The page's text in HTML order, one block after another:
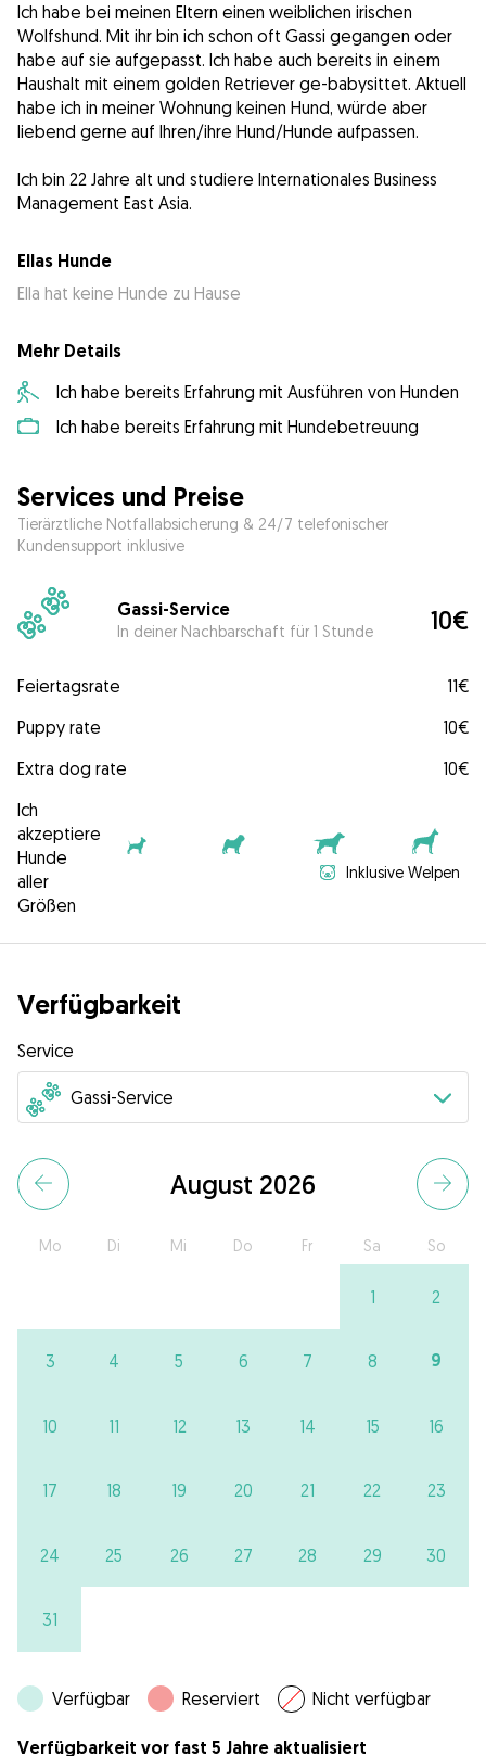
Ich habe bei meinen Eltern einen weiblichen irischen
Wolfshund. Mit ihr bin ich schon oft Gassi gegangen oder
habe auf sie aufgepasst. Ich habe auch bereits in einem
Haushalt mit einem golden Retriever ge-babysittet. Aktuell
habe ich in meiner Wohnung keinen Hund, würde aber
liebend gerne auf Ihren/ihre Hund/Hunde aufpassen.
Ich bin 22 Jahre alt und studiere Internationales Business
Management East Asia.
Ellas Hunde
Ella hat keine Hunde zu Hause
Mehr Details
Ich habe bereits Erfahrung mit Ausführen von Hunden
Ich habe bereits Erfahrung mit Hundebetreuung
Services und Preise
Tierärztliche Notfallabsicherung & 24/7 telefonischer
Kundensupport inklusive
Gassi-Service
In deiner Nachbarschaft für 1 Stunde 10€
Feiertagsrate
11€
Puppy rate
10€
Extra dog rate
10€
Ich
akzeptiere
Hunde
aller
Größen
Inklusive Welpen
Verfügbarkeit
Service
August 2026
Mo Di Mi Do Fr Sa So
1 2
3 4 5 6 7 8 9
10 11 12 13 14 15 16
17 18 19 20 21 22 23
24 25 26 27 28 29 30
31
Verfügbar Reserviert Nicht verfügbar
Verfügbarkeit vor fast 5 Jahre aktualisiert